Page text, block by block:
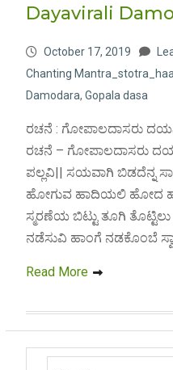
Dayavirali
October 17, 2019
Chanting
Damodara, Gopala dasa
ರಚನೆ : ಗೋಪಾಲದಾಸರು
ರಚನೆ – ಗೋಪಾಲದಾಸರು
ಪಲ್ಲವಿ|| ಸಯವಾಗಿ ಬಿಡದೆನ್ನ
ಹೋಗುವ ಹಾದಿಯಲಿ ಹೋದ
ಸ್ಮರಣೆಯ ಬಿಟ್ಟು ತೂಗಿ
ನಡೆಸುವಿ ಹಾಂಗೆ ನಡಕೊಂಬೆ
Read More